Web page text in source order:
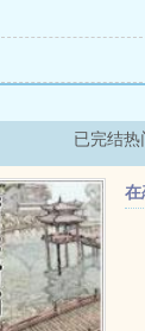
已完结热
在